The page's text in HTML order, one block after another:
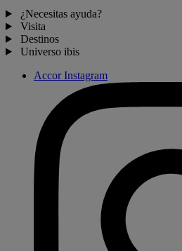
¿Necesitas ayuda?
Visita
Destinos
Universo ibis
Accor Instagram